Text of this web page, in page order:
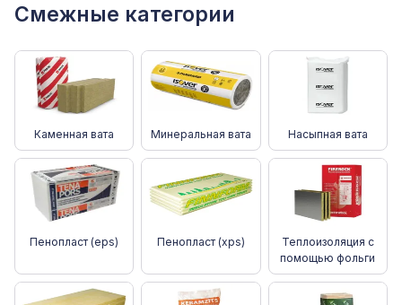
Смежные категории
Каменная вата Минеральная вата Насыпная вата
Пенопласт (eps) Пенопласт (xps)
Теплоизоляция с
помощью фольги